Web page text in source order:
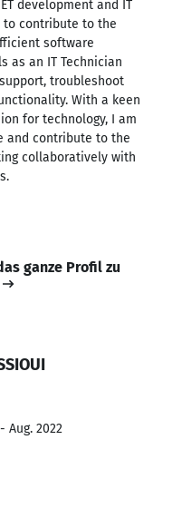
development and IT
to contribute to the
software
as an IT Technician
troubleshoot
With a keen
for technology, I am
and contribute to the
collaboratively with
ganze Profil zu
Aug. 2022